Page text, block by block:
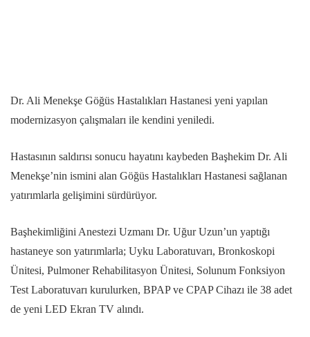
Dr. Ali Menekşe Göğüs Hastalıkları Hastanesi yeni yapılan
modernizasyon çalışmaları ile kendini yeniledi.
Hastasının saldırısı sonucu hayatını kaybeden Başhekim Dr. Ali
Menekşe’nin ismini alan Göğüs Hastalıkları Hastanesi sağlanan
yatırımlarla gelişimini sürdürüyor.
Başhekimliğini Anestezi Uzmanı Dr. Uğur Uzun’un yaptığı
hastaneye son yatırımlarla; Uyku Laboratuvarı, Bronkoskopi
Ünitesi, Pulmoner Rehabilitasyon Ünitesi, Solunum Fonksiyon
Test Laboratuvarı kurulurken, BPAP ve CPAP Cihazı ile 38 adet
de yeni LED Ekran TV alındı.